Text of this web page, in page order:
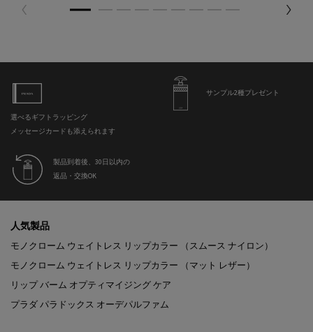
選べるギフトラッピング
メッセージカードも添えられます
サンプル2種プレゼント
製品到着後、30日以内の
返品・交換OK
人気製品
モノクローム ウェイトレス リップカラー （スムース ナイロン）
モノクローム ウェイトレス リップカラー （マット レザー）
リップ バーム オプティマイジング ケア
プラダ パラドックス オーデパルファム